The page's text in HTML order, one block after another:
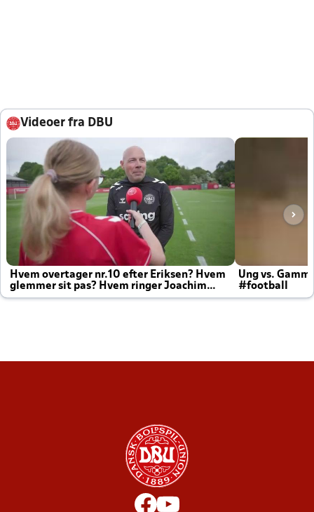
Videoer fra DBU
Hvem overtager nr.10 efter Eriksen? Hvem
glemmer sit pas? Hvem ringer Joachim
altid til efter kampe?
Ung vs.
#football